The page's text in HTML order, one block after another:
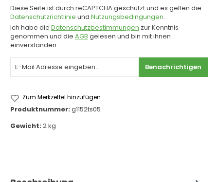
Diese Seite ist durch reCAPTCHA geschützt und es gelten die
Datenschutzrichtlinie und Nutzungsbedingungen.
Ich habe die Datenschutzbestimmungen zur Kenntnis
genommen und die AGB gelesen und bin mit ihnen
einverstanden.
Benachrichtigen
Zum Merkzettel hinzufügen
Produktnummer:g1152ts05
Gewicht:2 kg